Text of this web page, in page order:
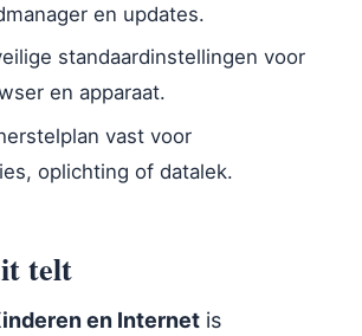
en updates.
standaardinstellingen voor
en apparaat.
vast voor
oplichting of datalek.
telt
en Internet is